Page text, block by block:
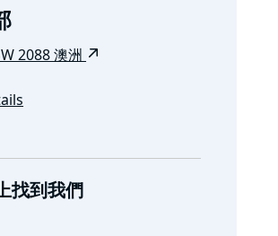
2088 澳洲
找到我們